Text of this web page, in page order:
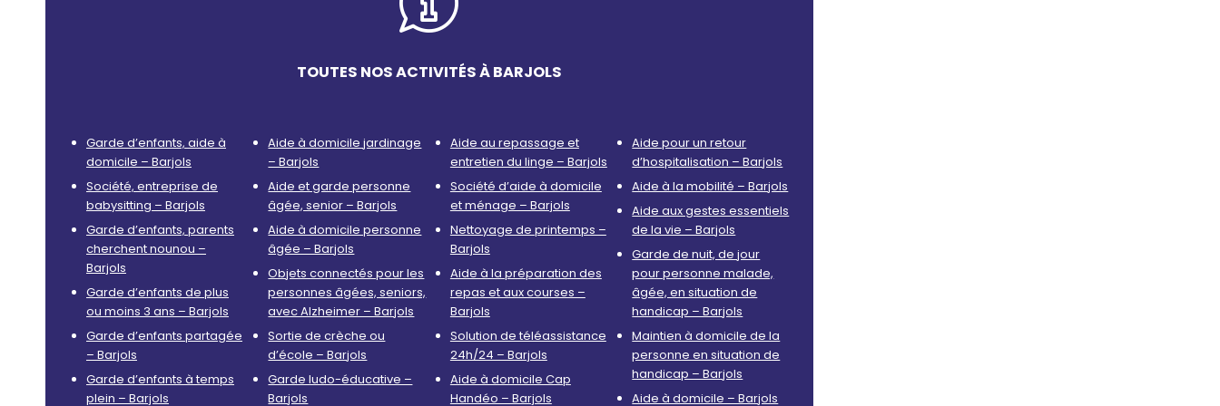
TOUTES NOS ACTIVITÉS À BARJOLS
Garde d’enfants, aide à
domicile – Barjols
Société, entreprise de
babysitting – Barjols
Garde d’enfants, parents
cherchent nounou –
Barjols
Garde d’enfants de plus
ou moins 3 ans – Barjols
Garde d’enfants partagée
– Barjols
Garde d’enfants à temps
plein – Barjols
Aide à domicile jardinage
– Barjols
Aide et garde personne
âgée, senior – Barjols
Aide à domicile personne
âgée – Barjols
Objets connectés pour les
personnes âgées, seniors,
avec Alzheimer – Barjols
Sortie de crèche ou
d’école – Barjols
Garde ludo-éducative –
Barjols
Aide au repassage et
entretien du linge – Barjols
Société d’aide à domicile
et ménage – Barjols
Nettoyage de printemps –
Barjols
Aide à la préparation des
repas et aux courses –
Barjols
Solution de téléassistance
24h/24 – Barjols
Aide à domicile Cap
Handéo – Barjols
Aide pour un retour
d’hospitalisation – Barjols
Aide à la mobilité – Barjols
Aide aux gestes essentiels
de la vie – Barjols
Garde de nuit, de jour
pour personne malade,
âgée, en situation de
handicap – Barjols
Maintien à domicile de la
personne en situation de
handicap – Barjols
Aide à domicile – Barjols